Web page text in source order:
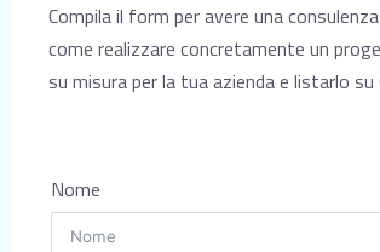
Compila il form per avere una
come realizzare concretamente un
su misura per la tua azienda e listarlo
Nome